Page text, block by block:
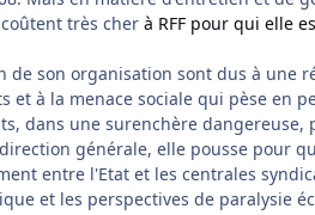
très cher à RFF pour qui elle
de son organisation sont dus à une
et à la menace sociale qui pèse en
dans une surenchère dangereuse,
générale, elle pousse pour
entre l'Etat et les centrales
et les perspectives de paralysie